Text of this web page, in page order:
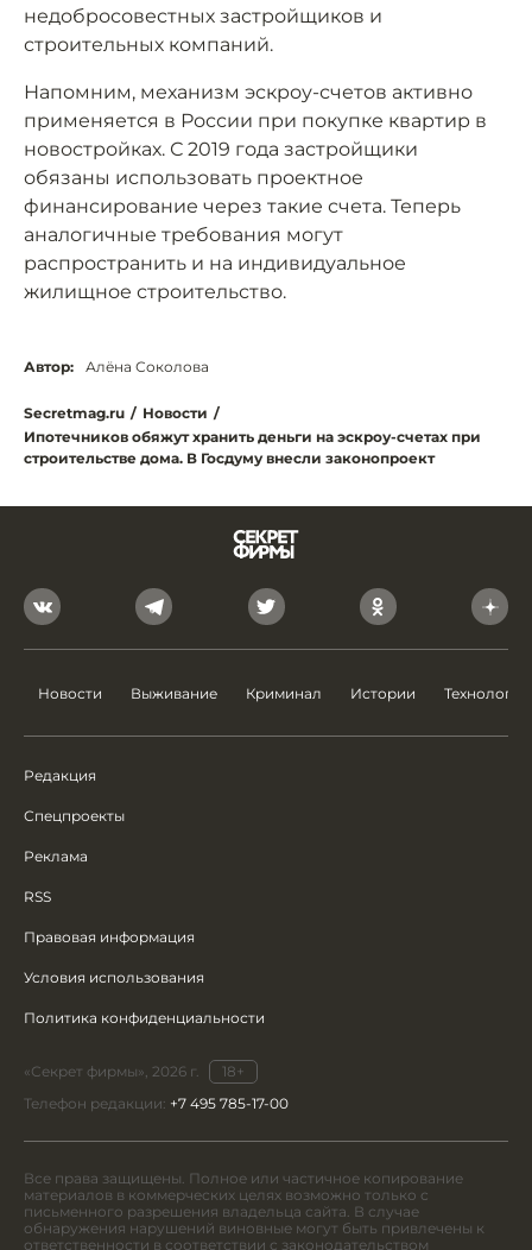
недобросовестных застройщиков и
строительных компаний.
Напомним, механизм эскроу-счетов активно
применяется в России при покупке квартир в
новостройках. С 2019 года застройщики
обязаны использовать проектное
финансирование через такие счета. Теперь
аналогичные требования могут
распространить и на индивидуальное
жилищное строительство.
Автор: Алёна Соколова
Secretmag.ru / Новости /
Ипотечников обяжут хранить деньги на эскроу-счетах при
строительстве дома. В Госдуму внесли законопроект
Новости Выживание Криминал Истории Технологии
Редакция
Спецпроекты
Реклама
RSS
Правовая информация
Условия использования
Политика конфиденциальности
«Секрет фирмы», 2026 г.
18+
Телефон редакции: +7 495 785-17-00
Все права защищены. Полное или частичное копирование
материалов в коммерческих целях возможно только с
письменного разрешения владельца сайта. В случае
обнаружения нарушений виновные могут быть привлечены к
ответственности в соответствии с законодательством